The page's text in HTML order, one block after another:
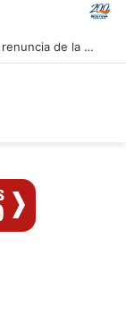
Canciller argentino se suma al pedido de renuncia de la vicepresidenta Villarruel